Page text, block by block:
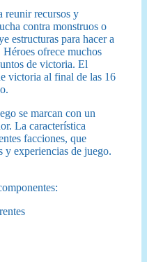
reunir recursos y
contra monstruos o
estructuras para hacer a
Héroes ofrece muchos
de victoria. El
victoria al final de las 16
se marcan con un
La característica
facciones, que
y experiencias de juego.